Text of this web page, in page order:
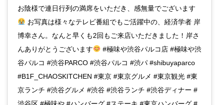
お陰様で連日行列の満席をいただき、感無量でございます
お写真は様々なテレビ番組でもご活躍中の、経済学者 岸
博幸さん。なんと早くも2回もご来店いただきました！岸さ
んありがとうございます
#極味や渋谷パルコ店 #極味や渋
谷パルコ #渋谷PARCO #渋谷パルコ #渋パ #shibuyaparco
#B1F_CHAOSKITCHEN #東京 #東京グルメ #東京観光 #東
京ランチ #渋谷グルメ #渋谷 #渋谷ランチ #渋谷ディナー #